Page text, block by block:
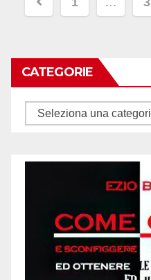
CATEGORIE
Categorie